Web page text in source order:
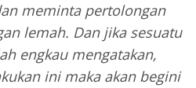
meminta pertolongan
lemah. Dan jika sesuatu
engkau mengatakan,
ini maka akan begini